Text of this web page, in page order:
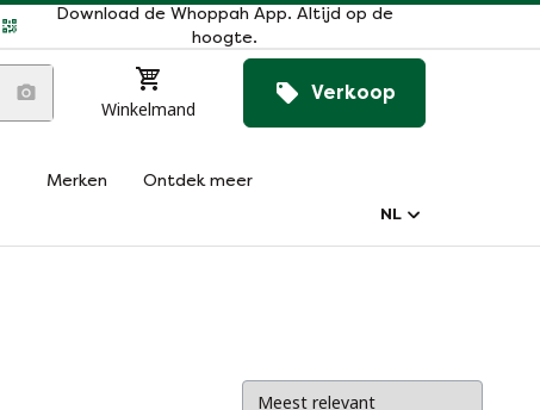
Download de Whoppah App. Altijd op de
hoogte.
Winkelmand
Verkoop
Merken
Ontdek meer
NL